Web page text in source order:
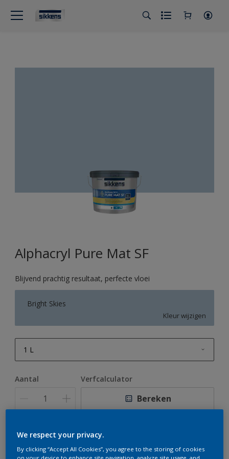
Alphacryl Pure Mat SF
Blijvend prachtig resultaat, perfecte vloei
Bright Skies
Kleur wijzigen
1 L
Aantal Verfcalculator
Bereken
Op dit moment is het niet mogelijk dit product online
te bestellen. Houd de website in de gaten, we werken
We respect your privacy.
By clicking “Accept All Cookies”, you agree to the storing of cookies
on your device to enhance site navigation, analyze site usage, and